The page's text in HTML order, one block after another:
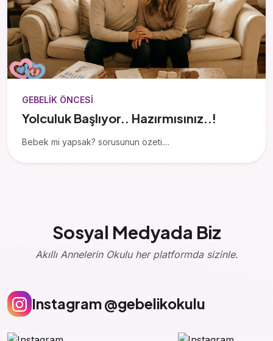
GEBELIK ÖNCESI
Yolculuk Başlıyor.. Hazırmısınız..!
Bebek mi yapsak? sorusunun özeti....
Sosyal Medyada Biz
Akıllı Annelerin Okulu her platformda sizinle.
Instagram @gebelikokulu